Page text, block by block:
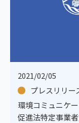
2021/02/05
プレスリリー
環境コミュニケ
促進法特定事業